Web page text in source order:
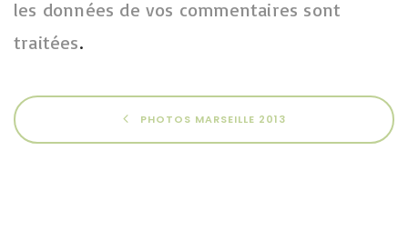
les données de vos commentaires sont
traitées.
PHOTOS MARSEILLE 2013